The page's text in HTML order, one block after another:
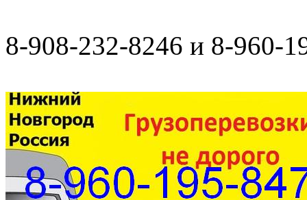
8-908-232-8246 и 8-960-